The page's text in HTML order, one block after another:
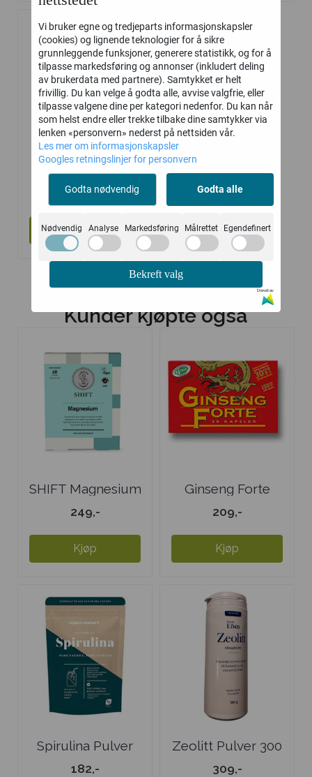
PROPS
Sugetabeletter
158,-
Kjøp
Kunder kjøpte også
SHIFT Magnesium
- 60 ...
249,-
Kjøp
Ginseng Forte
209,-
Kjøp
Spirulina Pulver
182,-
Zeolitt Pulver 300
gr
309,-
Vi bruker egne og tredjeparts informasjonskapsler
(cookies) og lignende teknologier for å sikre
grunnleggende funksjoner, generere statistikk, og for å
tilpasse markedsføring og annonser (inkludert deling
av brukerdata med partnere). Samtykket er helt
frivillig. Du kan velge å godta alle, avvise valgfrie, eller
tilpasse valgene dine per kategori nedenfor. Du kan når
som helst endre eller trekke tilbake dine samtykker via
lenken «personvern» nederst på nettsiden vår.
Les mer om informasjonskapsler
Googles retningslinjer for personvern
Godta nødvendig Godta alle
Nødvendig Analyse Markedsføring Målrettet Egendefinert
Bekreft valg
Drevet av